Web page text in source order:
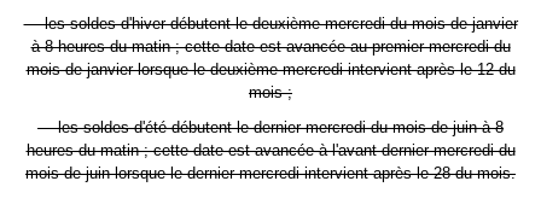
― les soldes d'hiver débutent le deuxième mercredi du mois de janvier
à 8 heures du matin ; cette date est avancée au premier mercredi du
mois de janvier lorsque le deuxième mercredi intervient après le 12 du
mois ;
― les soldes d'été débutent le dernier mercredi du mois de juin à 8
heures du matin ; cette date est avancée à l'avant-dernier mercredi du
mois de juin lorsque le dernier mercredi intervient après le 28 du mois.